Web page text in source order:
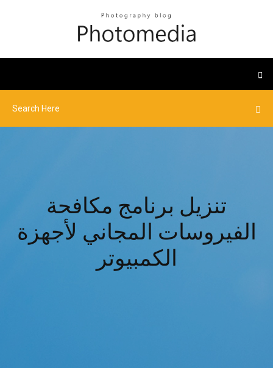
تنزيل برنامج مكافحة
الفيروسات المجاني لأجهزة
الكمبيوتر